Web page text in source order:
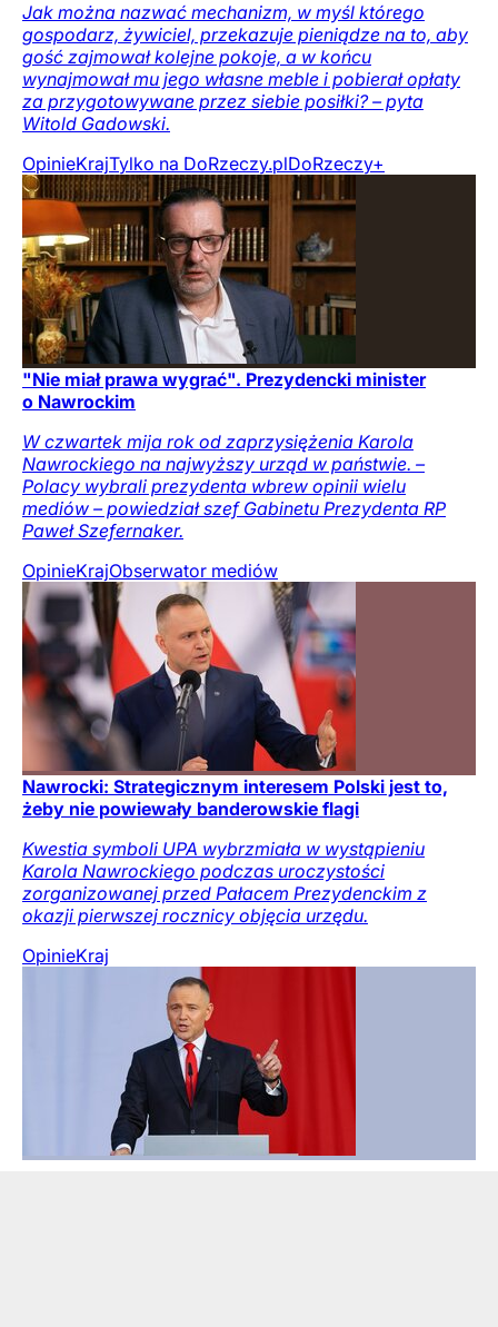
Jak można nazwać mechanizm, w myśl którego
gospodarz, żywiciel, przekazuje pieniądze na to, aby
gość zajmował kolejne pokoje, a w końcu
wynajmował mu jego własne meble i pobierał opłaty
za przygotowywane przez siebie posiłki? – pyta
Witold Gadowski.
OpinieKrajTylko na DoRzeczy.plDoRzeczy+
"Nie miał prawa wygrać". Prezydencki minister
o Nawrockim
W czwartek mija rok od zaprzysiężenia Karola
Nawrockiego na najwyższy urząd w państwie. –
Polacy wybrali prezydenta wbrew opinii wielu
mediów – powiedział szef Gabinetu Prezydenta RP
Paweł Szefernaker.
OpinieKrajObserwator mediów
Nawrocki: Strategicznym interesem Polski jest to,
żeby nie powiewały banderowskie flagi
Kwestia symboli UPA wybrzmiała w wystąpieniu
Karola Nawrockiego podczas uroczystości
zorganizowanej przed Pałacem Prezydenckim z
okazji pierwszej rocznicy objęcia urzędu.
OpinieKraj